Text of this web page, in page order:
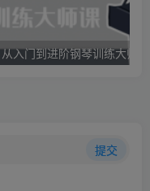
从入门到进阶钢琴训练大师课
提交